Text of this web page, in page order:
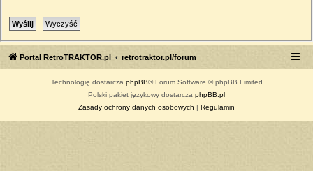
Portal RetroTRAKTOR.pl retrotraktor.pl/forum
Technologię dostarcza phpBB® Forum Software © phpBB Limited
Polski pakiet językowy dostarcza phpBB.pl
Zasady ochrony danych osobowych | Regulamin